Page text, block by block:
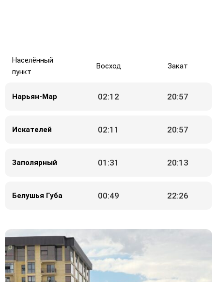
Населённый
пункт
Восход Закат
Нарьян-Мар 02:12 20:57
Искателей 02:11 20:57
Заполярный 01:31 20:13
Белушья Губа 00:49 22:26